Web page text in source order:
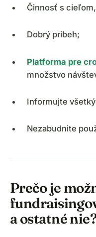
Činnosť s
Dobrý príbeh;
Platforma pre
množstvo
Informujte
Nezabudnite
Prečo je
a ostatné